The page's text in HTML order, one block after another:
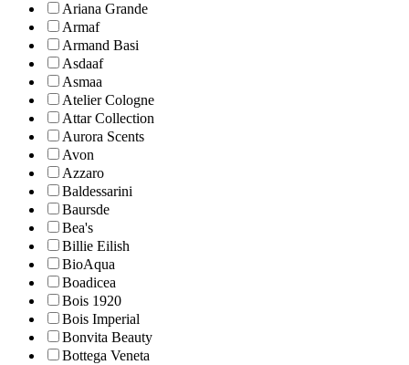
Ariana Grande
Armaf
Armand Basi
Asdaaf
Asmaa
Atelier Cologne
Attar Collection
Aurora Scents
Avon
Azzaro
Baldessarini
Baursde
Bea's
Billie Eilish
BioAqua
Boadicea
Bois 1920
Bois Imperial
Bonvita Beauty
Bottega Veneta